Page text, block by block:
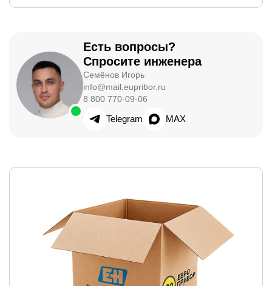
Есть вопросы?
Спросите инженера
Семёнов Игорь
info@mail.eupribor.ru
8 800 770-09-06
Telegram MAX